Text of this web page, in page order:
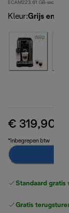
ECAM223.61.GB-second
Kleur:Grijs en
€ 319,90
*Inbegrepen btw
Standaard gratis
Gratis